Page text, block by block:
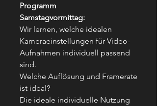
Programm
Samstagvormittag:
Wir lernen, welche idealen
Kameraeinstellungen für Video-
Aufnahmen individuell passend
sind.
Welche Auflösung und Framerate
ist ideal?
Die ideale individuelle Nutzung